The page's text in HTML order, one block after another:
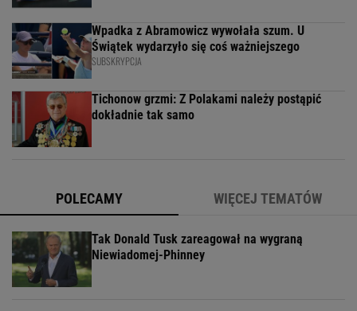
Wpadka z Abramowicz wywołała szum. U
Świątek wydarzyło się coś ważniejszego
SUBSKRYPCJA
Tichonow grzmi: Z Polakami należy postąpić
dokładnie tak samo
POLECAMY WIĘCEJ TEMATÓW
Tak Donald Tusk zareagował na wygraną
Niewiadomej-Phinney